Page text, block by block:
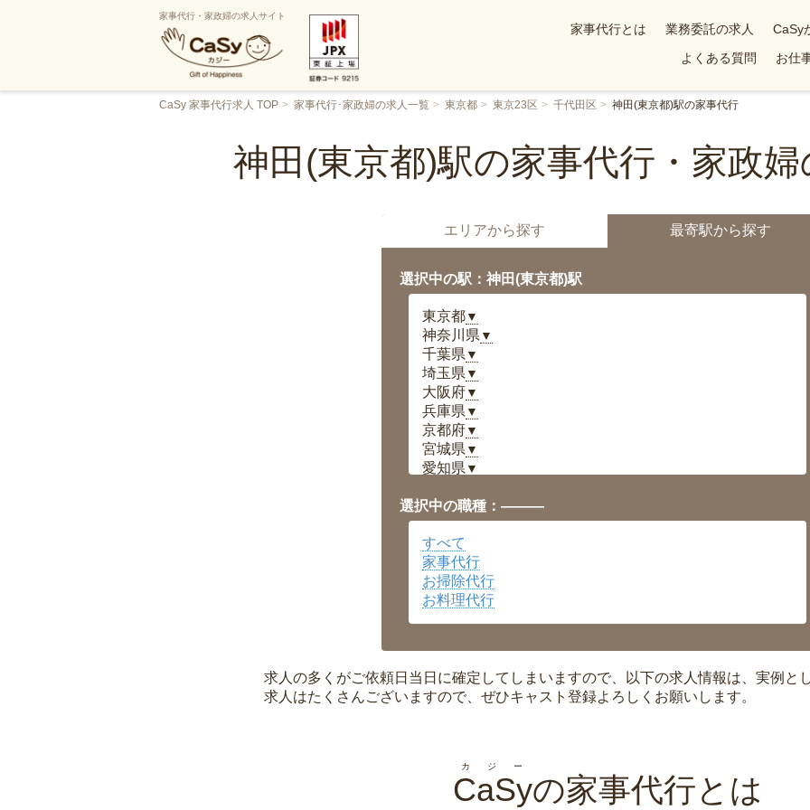
家事代行・家政婦の求人サイト
家事代行とは 業務委託の求人 CaSy
よくある質問
お仕
CaSy 家事代行求人 TOP 家事代行･家政婦の求人一覧 東京都 東京23区 千代田区 神田(東京都)駅の家事代行
神田(東京都)駅の家事代行・家政
エリアから探す 最寄駅から探す
選択中の駅：神田(東京都)駅
東京都▼
神奈川県 ▼
千葉県 ▼
埼玉県 ▼
大阪府▼
兵庫県 ▼
京都府▼
宮城県 ▼
愛知県 ▼
岡山県▼
広島県▼
沖縄県
選択中の職種：———
すべて
家事代行
お掃除代行
お料理代行
求人の多くがご依頼日当日に確定してしまいますので、以下の求人情報は、実例と
求人はたくさんございますので、ぜひキャスト登録よろしくお願いします。
CaSy
カジー
の家事代行とは